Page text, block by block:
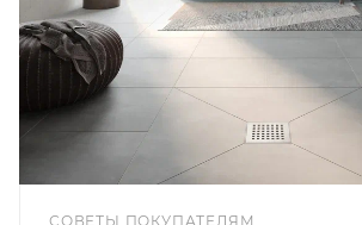
СОВЕТЫ ПОКУПАТЕЛЯМ